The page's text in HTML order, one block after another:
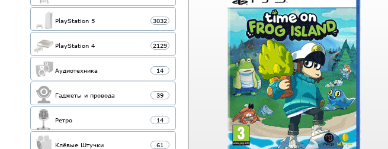
PlayStation 5 3032
PlayStation 4 2129
Аудиотехника 14
Гаджеты и провода 39
Ретро 14
Клёвые Штучки 61